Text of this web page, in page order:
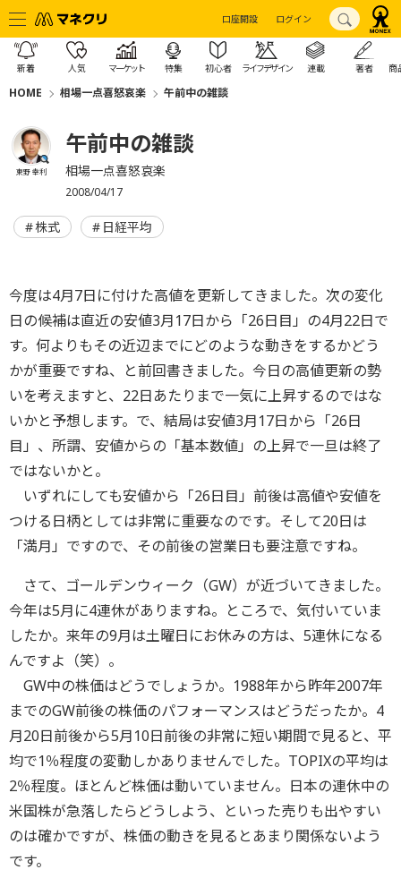
口座開設 ログイン
新着 人気 マーケット 特集 初心者 ライフデザイン 連載 著者 商
HOME 相場一点喜怒哀楽 午前中の雑談
東野 幸利
午前中の雑談
相場一点喜怒哀楽
2008/04/17
株式 日経平均
今度は4月7日に付けた高値を更新してきました。次の変化
日の候補は直近の安値3月17日から「26日目」の4月22日で
す。何よりもその近辺までにどのような動きをするかどう
かが重要ですね、と前回書きました。今日の高値更新の勢
いを考えますと、22日あたりまで一気に上昇するのではな
いかと予想します。で、結局は安値3月17日から「26日
目」、所謂、安値からの「基本数値」の上昇で一旦は終了
ではないかと。
いずれにしても安値から「26日目」前後は高値や安値を
つける日柄としては非常に重要なのです。そして20日は
「満月」ですので、その前後の営業日も要注意ですね。
さて、ゴールデンウィーク（GW）が近づいてきました。
今年は5月に4連休がありますね。ところで、気付いていま
したか。来年の9月は土曜日にお休みの方は、5連休になる
んですよ（笑）。
GW中の株価はどうでしょうか。1988年から昨年2007年
までのGW前後の株価のパフォーマンスはどうだったか。4
月20日前後から5月10日前後の非常に短い期間で見ると、平
均で1％程度の変動しかありませんでした。TOPIXの平均は
2％程度。ほとんど株価は動いていません。日本の連休中の
米国株が急落したらどうしよう、といった売りも出やすい
のは確かですが、株価の動きを見るとあまり関係ないよう
です。